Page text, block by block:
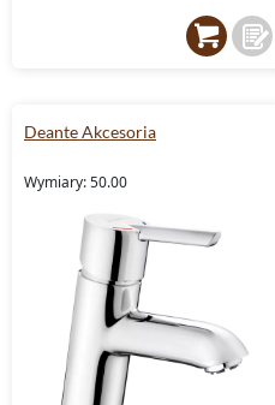
Deante Akcesoria
Wymiary: 50.00